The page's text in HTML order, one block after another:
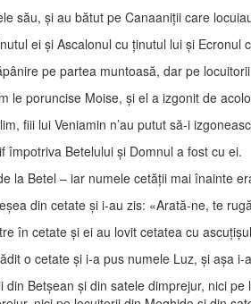
său, şi au bătut pe Canaaniţii care
ei şi Ascalonul cu ţinutul lui şi Ecronul
pe partea muntoasă, dar pe
le poruncise Moise, şi el a izgonit de
fiii lui Veniamin n’au putut să-i
împotriva Betelului şi Domnul a fost cu ei.
la Betel – iar numele cetăţii mai înainte
din cetate şi i-au zis: «Arată-ne, te
în cetate şi ei au lovit cetatea cu
o cetate şi i-a pus numele Luz, şi aşa
din Betşean şi din satele dimprejur, nici